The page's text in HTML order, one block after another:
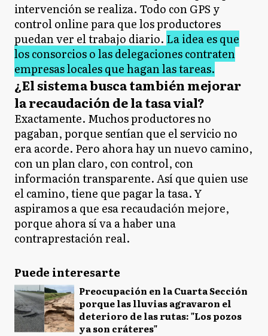
intervención se realiza. Todo con GPS y
control online para que los productores
puedan ver el trabajo diario. La idea es que
los consorcios o las delegaciones contraten
empresas locales que hagan las tareas.
¿El sistema busca también mejorar
la recaudación de la tasa vial?
Exactamente. Muchos productores no
pagaban, porque sentían que el servicio no
era acorde. Pero ahora hay un nuevo camino,
con un plan claro, con control, con
información transparente. Así que quien use
el camino, tiene que pagar la tasa. Y
aspiramos a que esa recaudación mejore,
porque ahora sí va a haber una
contraprestación real.
Puede interesarte
Preocupación en la Cuarta Sección
porque las lluvias agravaron el
deterioro de las rutas: "Los pozos
ya son cráteres"